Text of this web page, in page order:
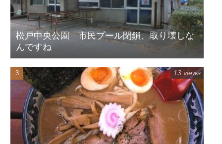
松戸中央公園 市民プール閉鎖、取り壊しな
んですね
13 views